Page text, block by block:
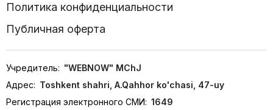
Политика конфиденциальности
Публичная оферта
Учредитель: "WEBNOW" MChJ
Адрес: Toshkent shahri, A.Qahhor ko'chasi, 47-uy
Регистрация электронного СМИ: 1649